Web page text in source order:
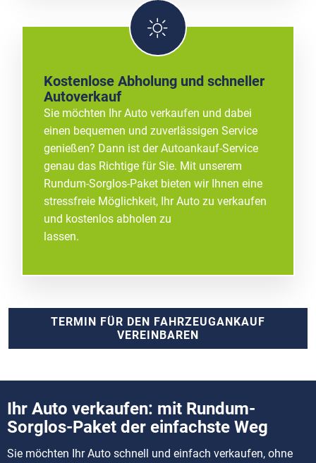
Kostenlose Abholung und schneller
Autoverkauf
Sie möchten Ihr Auto verkaufen und dabei
einen bequemen und zuverlässigen Service
genießen? Dann ist der Autoankauf-Service
genau das Richtige für Sie. Mit unserem
Rundum-Sorglos-Paket bieten wir Ihnen eine
stressfreie Möglichkeit, Ihr Auto zu verkaufen
und kostenlos abholen zu
lassen.
TERMIN FÜR DEN FAHRZEUGANKAUF
VEREINBAREN
Ihr Auto verkaufen: mit Rundum-
Sorglos-Paket der einfachste Weg
Sie möchten Ihr Auto schnell und einfach verkaufen, ohne